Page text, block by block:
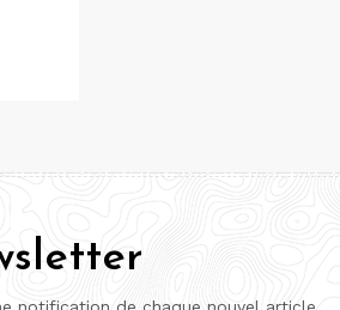
notification de chaque nouvel article